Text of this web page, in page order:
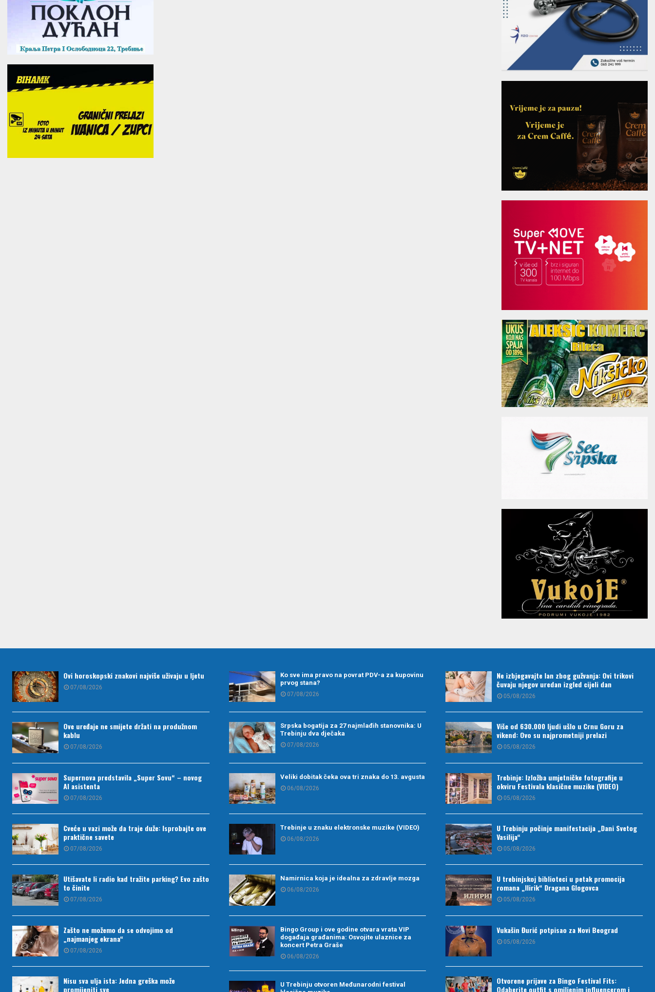
Ovi horoskopski znakovi najviše uživaju u ljetu
07/08/2026
Ove uređaje ne smijete držati na produžnom
kablu
07/08/2026
Supernova predstavila „Super Sovu“ – novog
AI asistenta
07/08/2026
Cveće u vazi može da traje duže: Isprobajte ove
praktične savete
07/08/2026
Utišavate li radio kad tražite parking? Evo zašto
to činite
07/08/2026
Zašto ne možemo da se odvojimo od
„najmanjeg ekrana“
07/08/2026
Nisu sva ulja ista: Jedna greška može
promijeniti sve
Ko sve ima pravo na povrat PDV-a za kupovinu
prvog stana?
07/08/2026
Srpska bogatija za 27 najmlađih stanovnika: U
Trebinju dva dječaka
07/08/2026
Veliki dobitak čeka ova tri znaka do 13. avgusta
06/08/2026
Trebinje u znaku elektronske muzike (VIDEO)
06/08/2026
Namirnica koja je idealna za zdravlje mozga
06/08/2026
Bingo Group i ove godine otvara vrata VIP
događaja građanima: Osvojite ulaznice za
koncert Petra Graše
06/08/2026
U Trebinju otvoren Međunarodni festival
Ne izbjegavajte lan zbog gužvanja: Ovi trikovi
čuvaju njegov uredan izgled cijeli dan
05/08/2026
Više od 630.000 ljudi ušlo u Crnu Goru za
vikend: Ovo su najprometniji prelazi
05/08/2026
Trebinje: Izložba umjetničke fotografije u
okviru Festivala klasične muzike (VIDEO)
05/08/2026
U Trebinju počinje manifestacija „Dani Svetog
Vasilija“
05/08/2026
U trebinjskoj biblioteci u petak promocija
romana „Ilirik“ Dragana Glogovca
05/08/2026
Vukašin Đurić potpisao za Novi Beograd
05/08/2026
Otvorene prijave za Bingo Festival Fits:
Odaberite outfit s omiljenim influencerom i